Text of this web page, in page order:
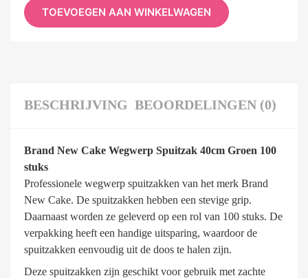
TOEVOEGEN AAN WINKELWAGEN
BESCHRIJVING BEOORDELINGEN (0)
Brand New Cake Wegwerp Spuitzak 40cm Groen 100
stuks
Professionele wegwerp spuitzakken van het merk Brand
New Cake. De spuitzakken hebben een stevige grip.
Daarnaast worden ze geleverd op een rol van 100 stuks. De
verpakking heeft een handige uitsparing, waardoor de
spuitzakken eenvoudig uit de doos te halen zijn.
Deze spuitzakken zijn geschikt voor gebruik met zachte